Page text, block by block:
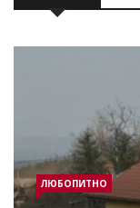
ЛЮБОПИТНО